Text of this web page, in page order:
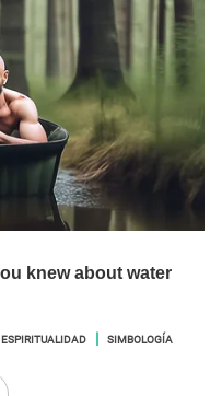
ESPIRITUALIDAD SIMBOLOGÍA